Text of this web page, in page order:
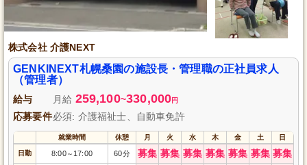
株式会社 介護NEXT
GENKINEXT札幌桑園の施設長・管理職の正社員求人
（管理者）
給与 月給 259,100~330,000円
応募要件必須: 介護福祉士、自動車免許
就業時間 休憩 月 火 水 木 金 土 日
日勤 8:00～ 17:00 60分 募集 募集 募集 募集 募集 募集 募集